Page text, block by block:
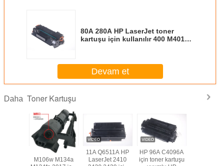
80A 280A HP LaserJet toner
kartuşu için kullanılır 400 M401
Devam et
Daha Toner Kartuşu
LaserJet Ultra
M106w M134a
11A Q6511A HP
LaserJet 2410
HP 96A C4096A
için toner kartuşu